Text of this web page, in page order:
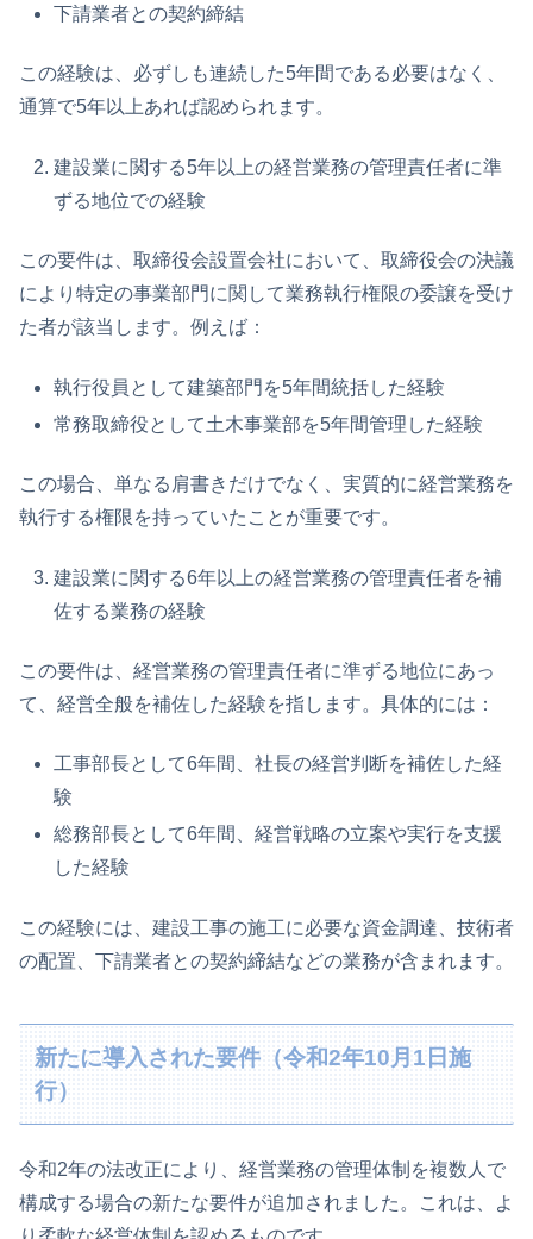
下請業者との契約締結
この経験は、必ずしも連続した5年間である必要はなく、
通算で5年以上あれば認められます。
建設業に関する5年以上の経営業務の管理責任者に準
ずる地位での経験
この要件は、取締役会設置会社において、取締役会の決議
により特定の事業部門に関して業務執行権限の委譲を受け
た者が該当します。例えば：
執行役員として建築部門を5年間統括した経験
常務取締役として土木事業部を5年間管理した経験
この場合、単なる肩書きだけでなく、実質的に経営業務を
執行する権限を持っていたことが重要です。
建設業に関する6年以上の経営業務の管理責任者を補
佐する業務の経験
この要件は、経営業務の管理責任者に準ずる地位にあっ
て、経営全般を補佐した経験を指します。具体的には：
工事部長として6年間、社長の経営判断を補佐した経
験
総務部長として6年間、経営戦略の立案や実行を支援
した経験
この経験には、建設工事の施工に必要な資金調達、技術者
の配置、下請業者との契約締結などの業務が含まれます。
新たに導入された要件（令和2年10月1日施
行）
令和2年の法改正により、経営業務の管理体制を複数人で
構成する場合の新たな要件が追加されました。これは、よ